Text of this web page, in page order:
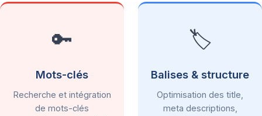
🔑
Mots-clés
Recherche et intégration
de mots-clés
🏷️
Balises & structure
Optimisation des title,
meta descriptions,